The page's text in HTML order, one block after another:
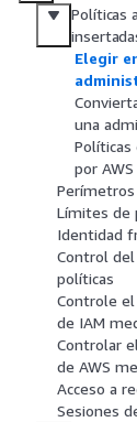
Políticas
Elegir
una
Políticas
por AWS
Límites de
Identidad
Control
políticas
Controle el
de IAM
Controlar
de AWS
Acceso a
Sesiones